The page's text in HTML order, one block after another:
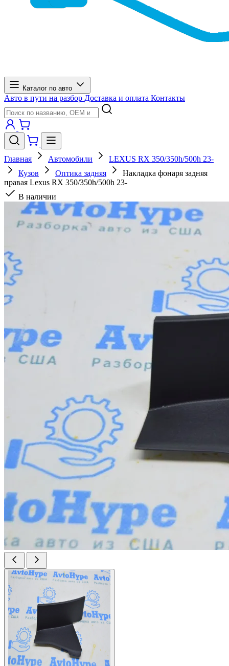
Каталог по авто
Авто в пути на разбор Доставка и оплата Контакты
Главная Автомобили
LEXUS RX 350/350h/500h 23-
Кузов
Оптика задняя
Накладка фонаря задняя
правая Lexus RX 350/350h/500h 23-
В наличии